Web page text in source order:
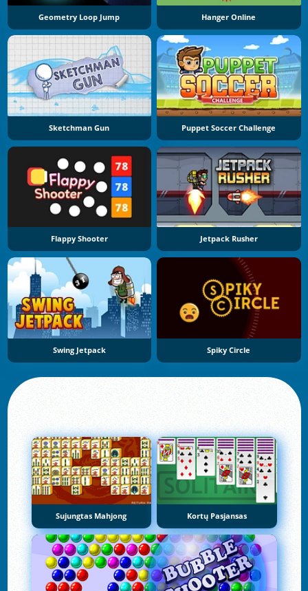
Geometry Loop Jump Hanger Online
Sketchman Gun Puppet Soccer Challenge
Flappy Shooter Jetpack Rusher
Swing Jetpack Spiky Circle
Sujungtas Mahjong Kortų Pasjansas